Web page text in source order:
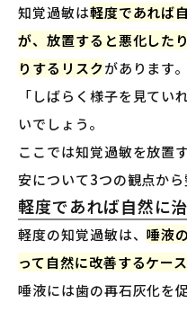
知覚過敏は軽度であれば
が、放置すると悪化した
りするリスクがあります。
「しばらく様子を見てい
いでしょう。
ここでは知覚過敏を放置
安について3つの観点から
軽度であれば自然に
軽度の知覚過敏は、唾液
って自然に改善するケース
唾液には歯の再石灰化を